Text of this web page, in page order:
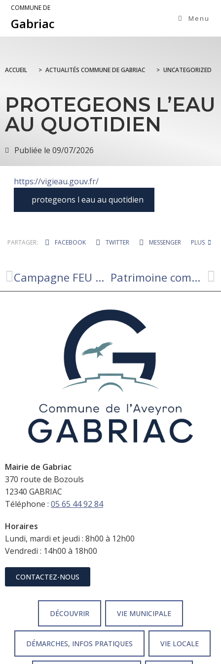
COMMUNE DE
Gabriac Menu
ACCUEIL > ACTUALITÉS COMMUNE DE GABRIAC > UNCATEGORIZED
PROTEGEONS L’EAU
AU QUOTIDIEN
Publiée le 09/07/2026
https://vigieau.gouv.fr/
protegeons l eau au quotidien
PARTAGER: FACEBOOK TWITTER MESSENGER PLUS
Campagne FEU DE FORET Patrimoine communal
Mairie de Gabriac
370 route de Bozouls
12340 GABRIAC
Téléphone : 05 65 44 92 84
Horaires
Lundi, mardi et jeudi : 8h00 à 12h00
Vendredi : 14h00 à 18h00
CONTACTEZ-NOUS
DÉCOUVRIR VIE MUNICIPALE
DÉMARCHES, INFOS PRATIQUES VIE LOCALE